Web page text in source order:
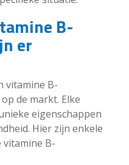
B-
er
vitamine B-
de markt. Elke
eigenschappen
Hier zijn enkele
vitamine B-